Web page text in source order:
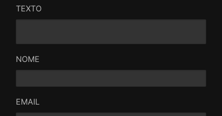
TEXTO
NOME
EMAIL